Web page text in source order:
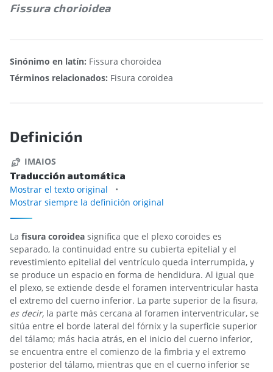
Fissura chorioidea
Sinónimo en latín: Fissura choroidea
Términos relacionados: Fisura coroidea
Definición
IMAIOS
Traducción automática
Mostrar el texto original
Mostrar siempre la definición original
La fisura coroidea significa que el plexo coroides es
separado, la continuidad entre su cubierta epitelial y el
revestimiento epitelial del ventrículo queda interrumpida, y
se produce un espacio en forma de hendidura. Al igual que
el plexo, se extiende desde el foramen interventricular hasta
el extremo del cuerno inferior. La parte superior de la fisura,
es decir, la parte más cercana al foramen interventricular, se
sitúa entre el borde lateral del fórnix y la superficie superior
del tálamo; más hacia atrás, en el inicio del cuerno inferior,
se encuentra entre el comienzo de la fimbria y el extremo
posterior del tálamo, mientras que en el cuerno inferior se